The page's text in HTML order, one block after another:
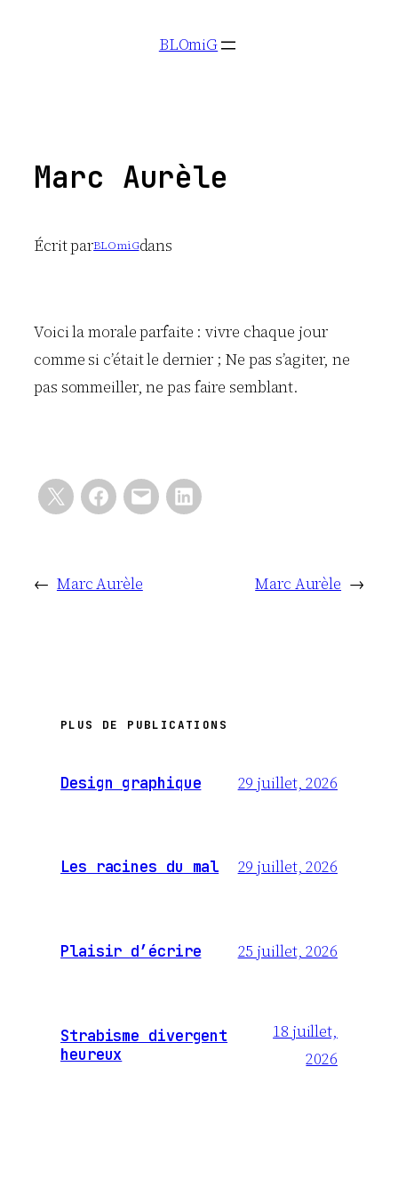
BLOmiG
Marc Aurèle
Écrit parBLOmiGdans
Voici la morale parfaite : vivre chaque jour
comme si c’était le dernier ; Ne pas s’agiter, ne
pas sommeiller, ne pas faire semblant.
← Marc Aurèle Marc Aurèle →
PLUS DE PUBLICATIONS
Design graphique 29 juillet, 2026
Les racines du mal 29 juillet, 2026
Plaisir d’écrire 25 juillet, 2026
Strabisme divergent
heureux
18 juillet,
2026